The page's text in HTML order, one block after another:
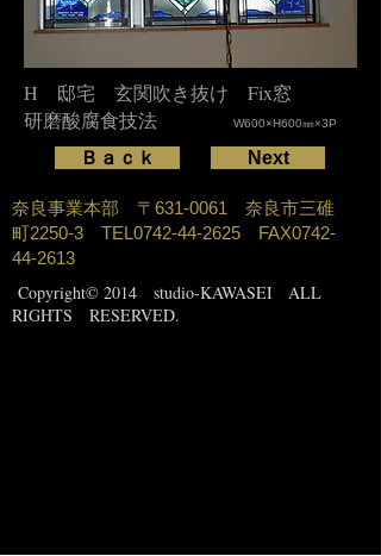
H 邸宅 玄関吹き抜け Fix窓
研磨酸腐食技法
W600×H600㎜×3P
Ｂａｃｋ Next
奈良事業本部 〒631-0061 奈良市三碓
町2250-3 TEL0742-44-2625 FAX0742-
44-2613
Copyright© 2014 studio-KAWASEI ALL
RIGHTS RESERVED.